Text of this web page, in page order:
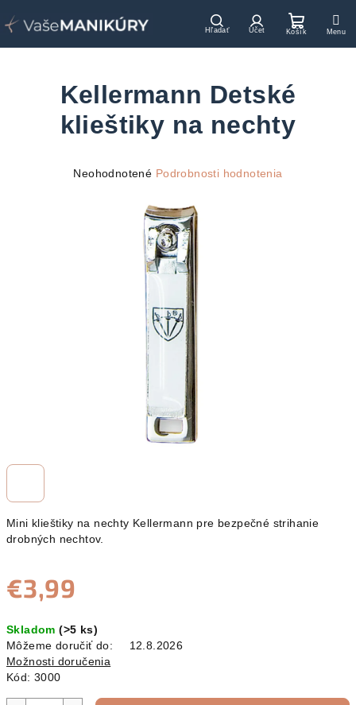
na
HľadaťPrihlásenie
košík
Mini klieštiky na nechty Kellermann pre bezpečné strihanie
drobných nechtov.
€3,99
cena:
Skladom(>5 ks)
Môžeme doručiť do:
12.8.2026
Možnosti doručenia
Kód: 3000
Kellermann Detské
klieštiky na nechty
Priemerné
Neohodnotené Podrobnosti hodnotenia